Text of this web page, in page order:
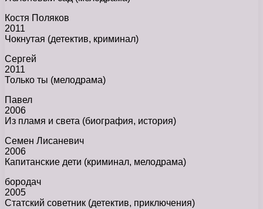
Костя Поляков
2011
Чокнутая (детектив, криминал)
Сергей
2011
Только ты (мелодрама)
Павел
2006
Из пламя и света (биография, история)
Семен Лисаневич
2006
Капитанские дети (криминал, мелодрама)
бородач
2005
Статский советник (детектив, приключения)